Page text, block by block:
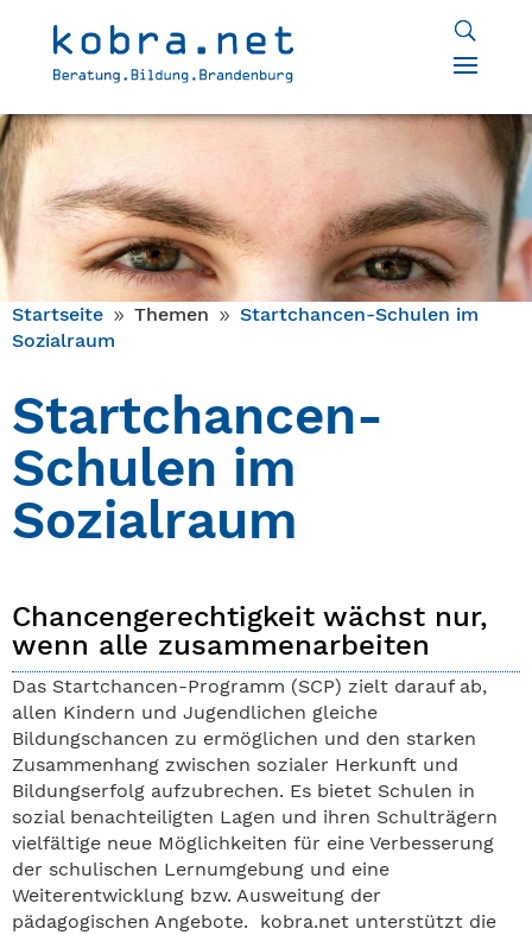
Startseite 9 Themen 9
Startchancen-Schulen im
Sozialraum
Startchancen-
Schulen im
Sozialraum
Chancengerechtigkeit wächst nur,
wenn alle zusammenarbeiten
Das Startchancen-Programm (SCP) zielt darauf ab,
allen Kindern und Jugendlichen gleiche
Bildungschancen zu ermöglichen und den starken
Zusammenhang zwischen sozialer Herkunft und
Bildungserfolg aufzubrechen. Es bietet Schulen in
sozial benachteiligten Lagen und ihren Schulträgern
vielfältige neue Möglichkeiten für eine Verbesserung
der schulischen Lernumgebung und eine
Weiterentwicklung bzw. Ausweitung der
pädagogischen Angebote. kobra.net unterstützt die